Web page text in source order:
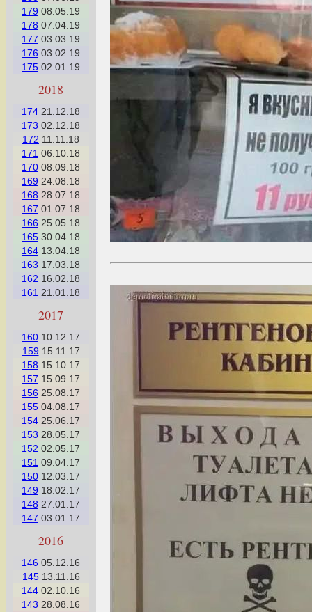
179 08.05.19
178 07.04.19
177 03.03.19
176 03.02.19
175 02.01.19
2018
174 21.12.18
173 02.12.18
172 11.11.18
171 06.10.18
170 08.09.18
169 24.08.18
168 28.07.18
167 01.07.18
166 25.05.18
165 30.04.18
164 13.04.18
163 17.03.18
162 16.02.18
161 21.01.18
2017
160 10.12.17
159 15.11.17
158 15.10.17
157 15.09.17
156 25.08.17
155 04.08.17
154 25.06.17
153 28.05.17
152 02.05.17
151 09.04.17
150 12.03.17
149 18.02.17
148 27.01.17
147 03.01.17
2016
146 05.12.16
14513.11.16
144 02.10.16
143 28.08.16